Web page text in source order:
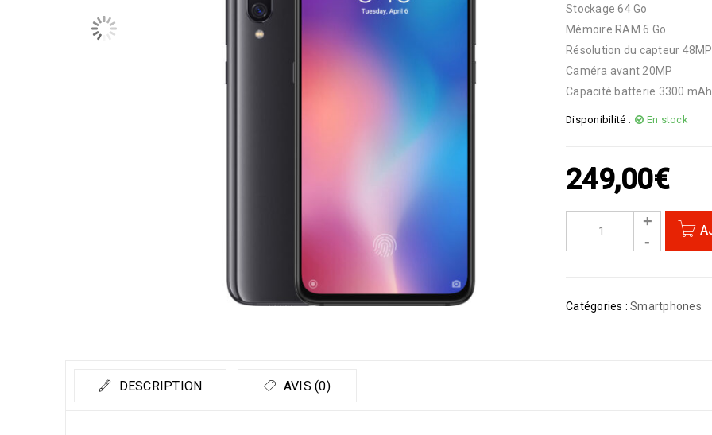
Stockage 64 Go
Mémoire RAM 6 Go
Résolution du capteur 48MP
Caméra avant 20MP
Capacité batterie 3300 mAh
Disponibilité : En stock
249,00€
Catégories : Smartphones
DESCRIPTION AVIS (0)